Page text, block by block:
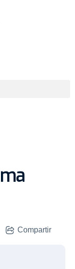
Compartir